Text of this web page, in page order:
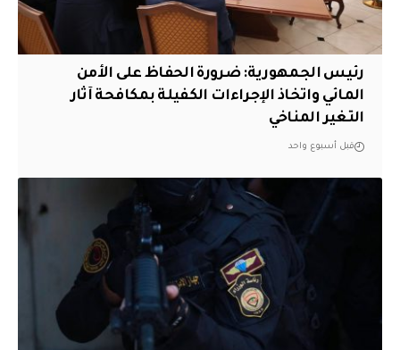
رئيس الجمهورية: ضرورة الحفاظ على الأمن
المائي واتخاذ الإجراءات الكفيلة بمكافحة آثار
التغير المناخي
قبل أسبوع واحد